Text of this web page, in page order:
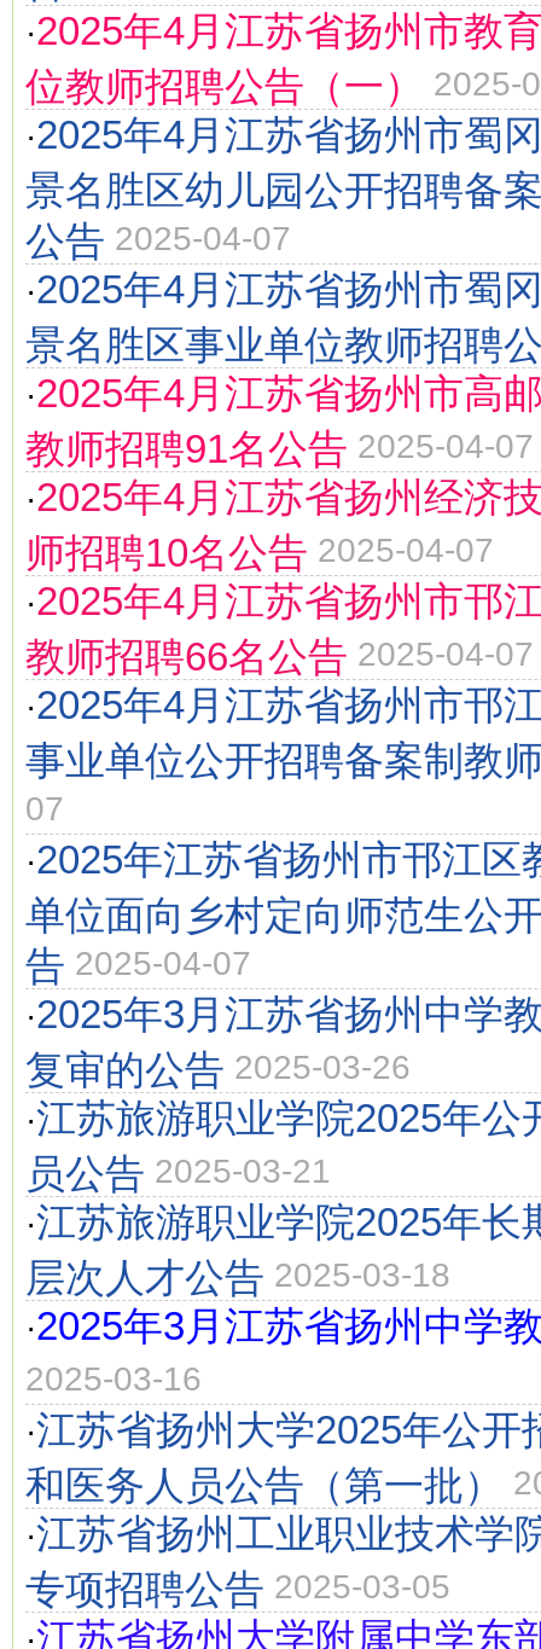
·2025年4月江苏省扬州市教
位教师招聘公告（一）
2025-
·2025年4月江苏省扬州市蜀
景名胜区幼儿园公开招聘备
公告 2025-04-07
·2025年4月江苏省扬州市蜀
景名胜区事业单位教师招聘
·2025年4月江苏省扬州市高
教师招聘91名公告 2025-04-07
·2025年4月江苏省扬州经济
师招聘10名公告 2025-04-07
·2025年4月江苏省扬州市邗
教师招聘66名公告 2025-04-07
·2025年4月江苏省扬州市邗
事业单位公开招聘备案制教
07
·2025年江苏省扬州市邗江区
单位面向乡村定向师范生公
告 2025-04-07
·2025年3月江苏省扬州中学
复审的公告 2025-03-26
·江苏旅游职业学院2025年公
员公告 2025-03-21
·江苏旅游职业学院2025年长
层次人才公告 2025-03-18
·2025年3月江苏省扬州中学
2025-03-16
·江苏省扬州大学2025年公开
和医务人员公告（第一批）
·江苏省扬州工业职业技术学
专项招聘公告 2025-03-05
·江苏省扬州大学附属中学东